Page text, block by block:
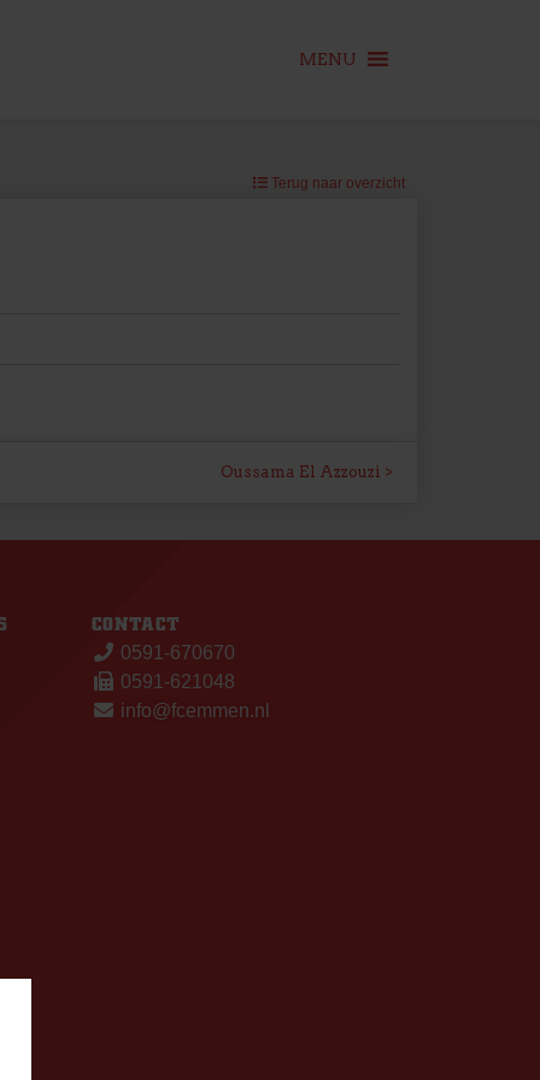
MENU
Terug naar overzicht
Oussama El Azzouzi
CONTACT
0591-670670
0591-621048
info@fcemmen.nl